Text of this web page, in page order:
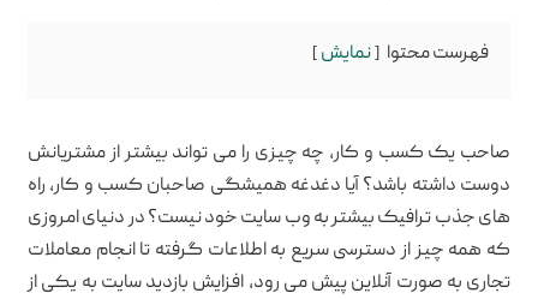
فهرست محتوا نمایش
صاحب یک کسب و کار، چه چیزی را می تواند بیشتر از مشتریانش
دوست داشته باشد؟ آیا دغدغه همیشگی صاحبان کسب و کار، راه
های جذب ترافیک بیشتر به وب سایت خود نیست؟ در دنیای امروزی
که همه چیز از دسترسی سریع به اطلاعات گرفته تا انجام معاملات
تجاری به صورت آنلاین پیش می رود، افزایش بازدید سایت به یکی از